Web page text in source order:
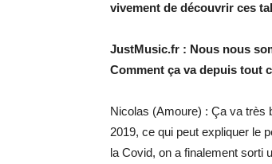
vivement de découvrir ces
JustMusic.fr : Nous nous
Comment ça va depuis tout
Nicolas (Amoure) : Ça va très
2019, ce qui peut expliquer le
la Covid, on a finalement sorti